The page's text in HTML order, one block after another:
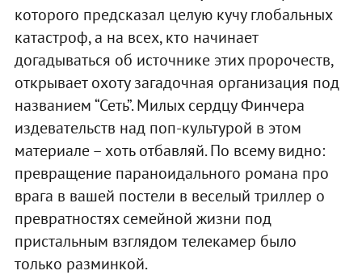
которого предсказал целую кучу глобальных
катастроф, а на всех, кто начинает
догадываться об источнике этих пророчеств,
открывает охоту загадочная организация под
названием “Сеть”. Милых сердцу Финчера
издевательств над поп-культурой в этом
материале – хоть отбавляй. По всему видно:
превращение параноидального романа про
врага в вашей постели в веселый триллер о
превратностях семейной жизни под
пристальным взглядом телекамер было
только разминкой.